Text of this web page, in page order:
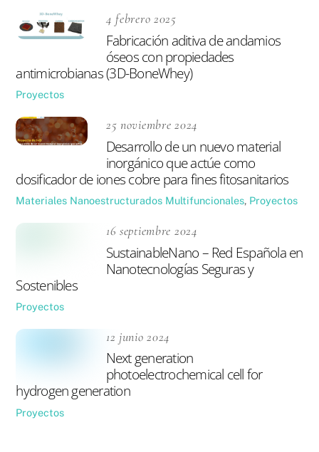
4 febrero 2025
Fabricación aditiva de andamios
óseos con propiedades
antimicrobianas (3D-BoneWhey)
Proyectos
25 noviembre 2024
Desarrollo de un nuevo material
inorgánico que actúe como
dosificador de iones cobre para fines fitosanitarios
Materiales Nanoestructurados Multifuncionales, Proyectos
16 septiembre 2024
SustainableNano – Red Española en
Nanotecnologías Seguras y
Sostenibles
Proyectos
12 junio 2024
Next generation
photoelectrochemical cell for
hydrogen generation
Proyectos